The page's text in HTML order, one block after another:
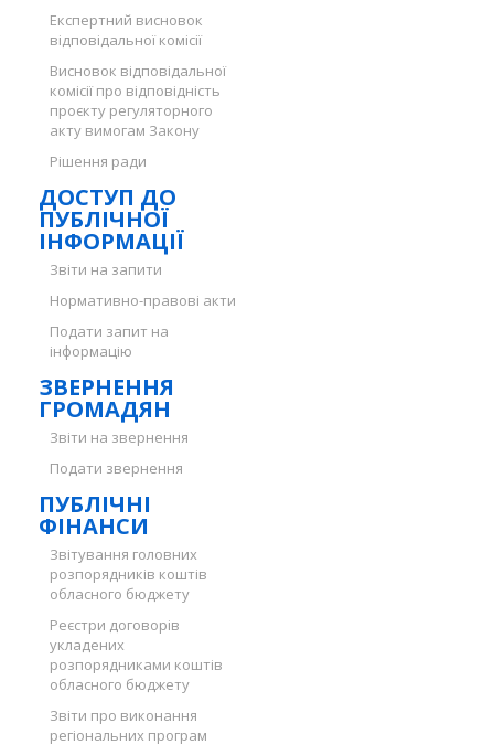
Експертний висновок
відповідальної комісії
Висновок відповідальної
комісії про відповідність
проєкту регуляторного
акту вимогам Закону
Рішення ради
ДОСТУП ДО
ПУБЛІЧНОЇ
ІНФОРМАЦІЇ
Звіти на запити
Нормативно-правові акти
Подати запит на
інформацію
ЗВЕРНЕННЯ
ГРОМАДЯН
Звіти на звернення
Подати звернення
ПУБЛІЧНІ
ФІНАНСИ
Звітування головних
розпорядників коштів
обласного бюджету
Реєстри договорів
укладених
розпорядниками коштів
обласного бюджету
Звіти про виконання
регіональних програм